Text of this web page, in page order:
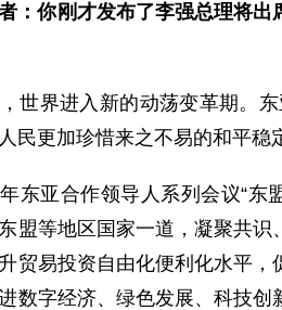
：你刚才发布了李强总理将
世界进入新的动荡变革期。
民更加珍惜来之不易的和平
东亚合作领导人系列会议“
盟等地区国家一道，凝聚共
贸易投资自由化便利化水平
数字经济、绿色发展、科技